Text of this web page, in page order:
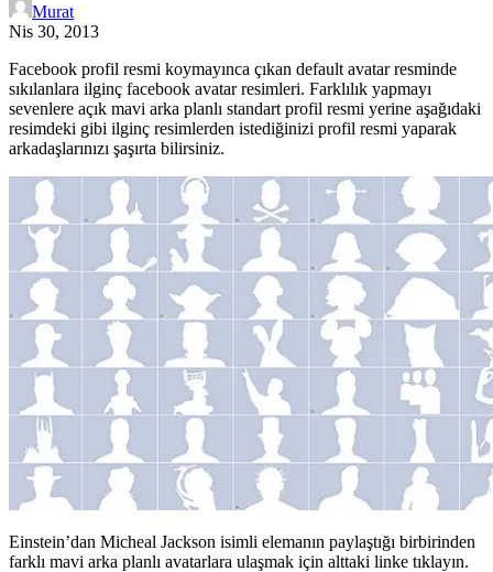
Murat
Nis 30, 2013
Facebook profil resmi koymayınca çıkan default avatar resminde
sıkılanlara ilginç facebook avatar resimleri. Farklılık yapmayı
sevenlere açık mavi arka planlı standart profil resmi yerine aşağıdaki
resimdeki gibi ilginç resimlerden istediğinizi profil resmi yaparak
arkadaşlarınızı şaşırta bilirsiniz.
Einstein’dan Micheal Jackson isimli elemanın paylaştığı birbirinden
farklı mavi arka planlı avatarlara ulaşmak için alttaki linke tıklayın.